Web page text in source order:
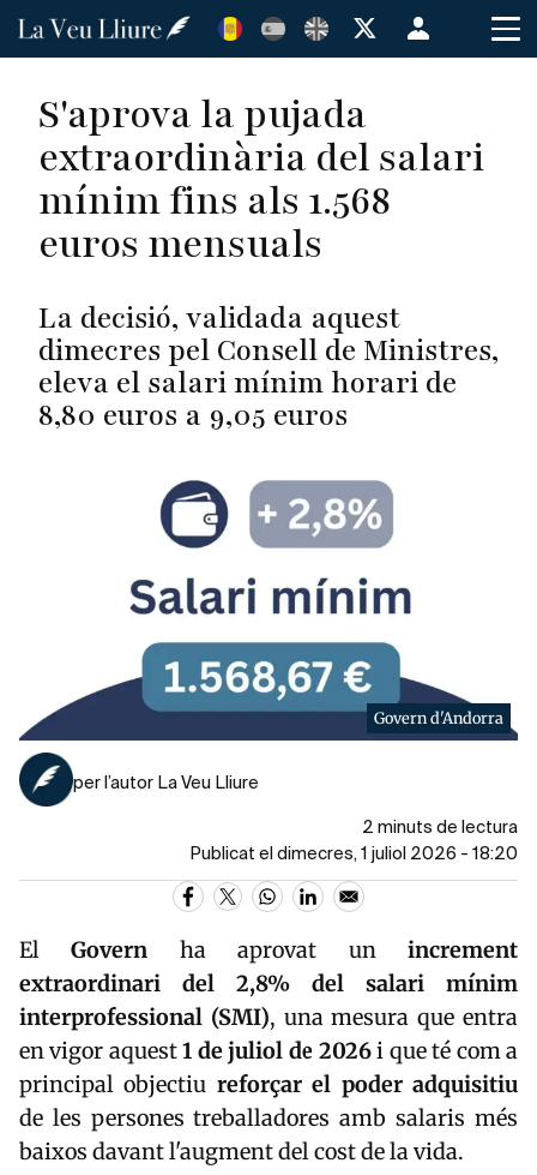
Vés
Menú
de
usuario
S'aprova la pujada
extraordinària del salari
mínim fins als 1.568
euros mensuals
La decisió, validada aquest
dimecres pel Consell de Ministres,
eleva el salari mínim horari de
8,80 euros a 9,05 euros
Govern d'Andorra
per l’autor La Veu Lliure
2 minuts de lectura
Publicat el dimecres, 1 juliol 2026 - 18:20
ElGovern ha aprovat unincrement
extraordinari del 2,8% del salari mínim
interprofessional (SMI), una mesura que entra
en vigor aquest1 de juliol de 2026i que té com a
principal objectiu reforçar el poder adquisitiu
de les persones treballadores amb salaris més
baixos davant l'augment del cost de la vida.